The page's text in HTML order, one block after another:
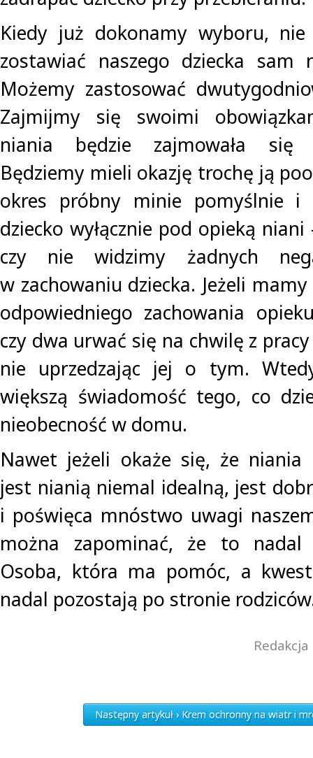
Kiedy już dokonamy wyboru,
zostawiać naszego dziecka
Możemy zastosować
Zajmijmy się swoimi
niania będzie zajmowała się
Będziemy mieli okazję trochę ją
okres próbny minie pomyślnie i
dziecko wyłącznie pod opieką
czy nie widzimy żadnych
w zachowaniu dziecka. Jeżeli
odpowiedniego zachowania
czy dwa urwać się na chwilę z
nie uprzedzając jej o tym.
większą świadomość tego, co
nieobecność w domu.
Nawet jeżeli okaże się, że
jest nianią niemal idealną, jest
i poświęca mnóstwo uwagi
można zapominać, że to nadal
Osoba, która ma pomóc, a
nadal pozostają po stronie
Następny artykuł › Krem ochronny na wiatr i